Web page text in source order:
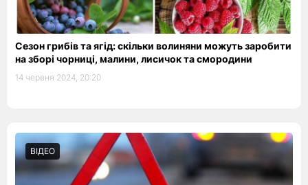
Сезон грибів та ягід: скільки волиняни можуть заробити
на зборі чорниці, малини, лисичок та смородини
14 червня 2024, 20:20
ВІДЕО